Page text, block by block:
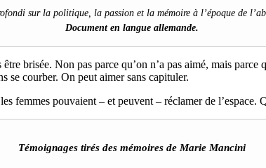
sur la politique, la passion et la mémoire à l’époque de
Document en langue allemande.
brisée. Non pas parce qu’on n’a pas aimé, mais
se courber. On peut aimer sans capituler.
femmes pouvaient – et peuvent – réclamer de l’espace.
Témoignages tirés des mémoires de Marie Mancini